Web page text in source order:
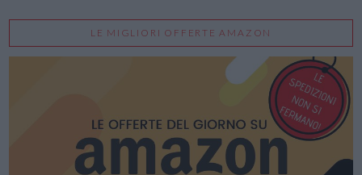
LE MIGLIORI OFFERTE AMAZON